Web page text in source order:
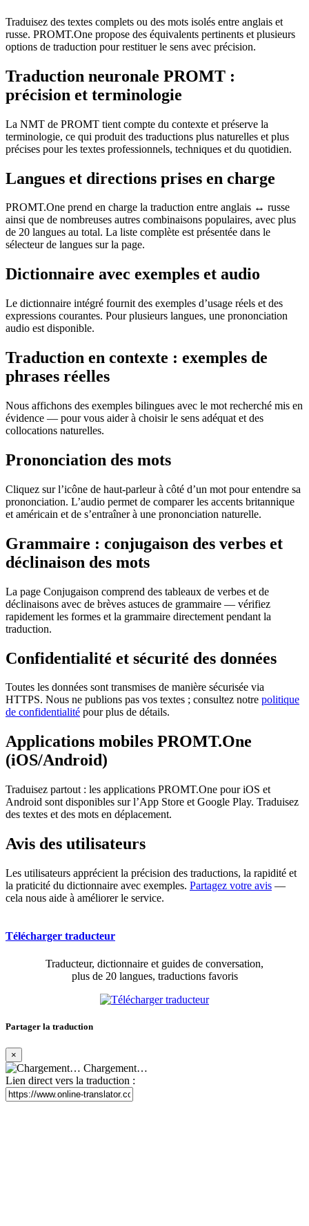
Traduisez des textes complets ou des mots isolés entre anglais et
russe. PROMT.One propose des équivalents pertinents et plusieurs
options de traduction pour restituer le sens avec précision.
Traduction neuronale PROMT :
précision et terminologie
La NMT de PROMT tient compte du contexte et préserve la
terminologie, ce qui produit des traductions plus naturelles et plus
précises pour les textes professionnels, techniques et du quotidien.
Langues et directions prises en charge
PROMT.One prend en charge la traduction entre anglais ↔ russe
ainsi que de nombreuses autres combinaisons populaires, avec plus
de 20 langues au total. La liste complète est présentée dans le
sélecteur de langues sur la page.
Dictionnaire avec exemples et audio
Le dictionnaire intégré fournit des exemples d’usage réels et des
expressions courantes. Pour plusieurs langues, une prononciation
audio est disponible.
Traduction en contexte : exemples de
phrases réelles
Nous affichons des exemples bilingues avec le mot recherché mis en
évidence — pour vous aider à choisir le sens adéquat et des
collocations naturelles.
Prononciation des mots
Cliquez sur l’icône de haut-parleur à côté d’un mot pour entendre sa
prononciation. L’audio permet de comparer les accents britannique
et américain et de s’entraîner à une prononciation naturelle.
Grammaire : conjugaison des verbes et
déclinaison des mots
La page Conjugaison comprend des tableaux de verbes et de
déclinaisons avec de brèves astuces de grammaire — vérifiez
rapidement les formes et la grammaire directement pendant la
traduction.
Confidentialité et sécurité des données
Toutes les données sont transmises de manière sécurisée via
HTTPS. Nous ne publions pas vos textes ; consultez notre politique
de confidentialité pour plus de détails.
Applications mobiles PROMT.One
(iOS/Android)
Traduisez partout : les applications PROMT.One pour iOS et
Android sont disponibles sur l’App Store et Google Play. Traduisez
des textes et des mots en déplacement.
Avis des utilisateurs
Les utilisateurs apprécient la précision des traductions, la rapidité et
la praticité du dictionnaire avec exemples. Partagez votre avis —
cela nous aide à améliorer le service.
Télécharger traducteur
Traducteur, dictionnaire et guides de conversation,
plus de 20 langues, traductions favoris
Partager la traduction
×
Chargement…
Lien direct vers la traduction :